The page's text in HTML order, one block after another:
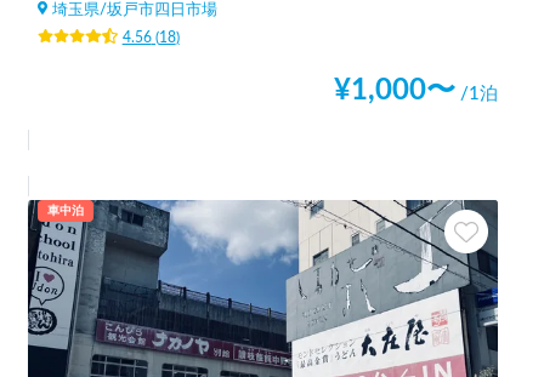
埼玉県/坂戸市四日市場
4.56(18)
¥1,000〜 /1泊
車中泊